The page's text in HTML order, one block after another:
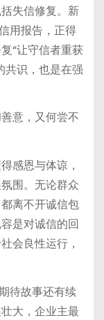
失信修复。新
用报告，正得
“让守信者重获
共识，也是在强
意，又何尝不
感恩与体谅，
围。无论群众
离不开诚信包
是对诚信的回
会良性运行，
待故事还有续
大，企业主最